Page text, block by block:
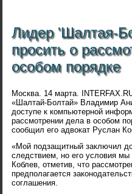
Лидер 'Шалтая-
просить о
особом порядке
Москва. 14 марта.
«Шалтай-Болтай» Владимир
доступе к компьютерной
рассмотрении дела в особом
сообщил его адвокат Руслан
«Мой подзащитный заключил
следствием, но его условия
Коблев, отметив, что
предполагается
соглашения.